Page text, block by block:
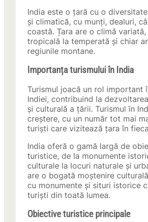
India este o țară cu o
și climatică, cu munți, dealuri,
coastă. Țara are o climă variată,
tropicală la temperată și chiar
regiunile montane.
Importanța turismului în India
Turismul joacă un rol important
Indiei, contribuind la
și culturală a țării. Turismul în
creștere, cu un număr tot mai
turiști care vizitează țara în
India oferă o gamă largă de
turistice, de la monumente
culturale la locuri naturale și
are o bogată moștenire
cu monumente și situri istorice
turiști din toată lumea.
Obiective turistice principale